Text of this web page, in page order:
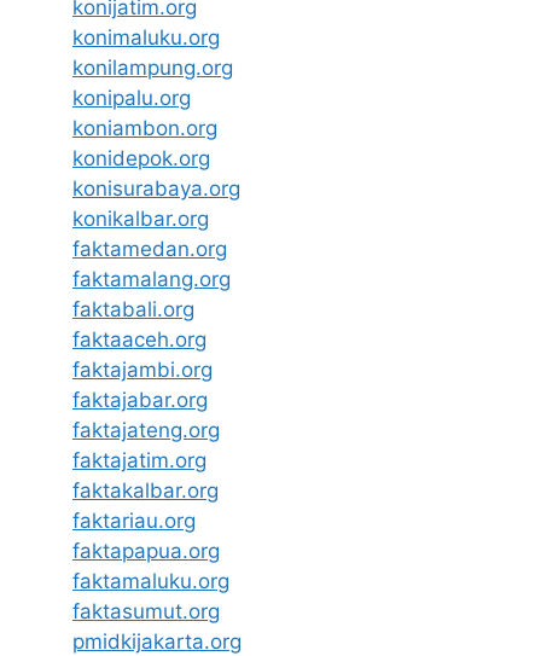
konijatim.org
konimaluku.org
konilampung.org
konipalu.org
koniambon.org
konidepok.org
konisurabaya.org
konikalbar.org
faktamedan.org
faktamalang.org
faktabali.org
faktaaceh.org
faktajambi.org
faktajabar.org
faktajateng.org
faktajatim.org
faktakalbar.org
faktariau.org
faktapapua.org
faktamaluku.org
faktasumut.org
pmidkijakarta.org